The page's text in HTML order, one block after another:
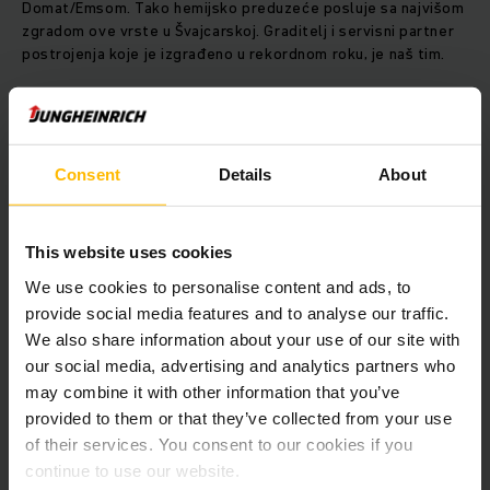
Consent Details About
This website uses cookies
We use cookies to personalise content and ads, to
provide social media features and to analyse our traffic.
We also share information about your use of our site with
our social media, advertising and analytics partners who
may combine it with other information that you’ve
provided to them or that they’ve collected from your use
of their services. You consent to our cookies if you
continue to use our website.
Domat/Emsom. Tako hemijsko preduzeće posluje sa najvišom
zgradom ove vrste u Švajcarskoj. Graditelj i servisni partner
postrojenja koje je izgrađeno u rekordnom roku, je naš tim.
SAZNAJTE VIŠE